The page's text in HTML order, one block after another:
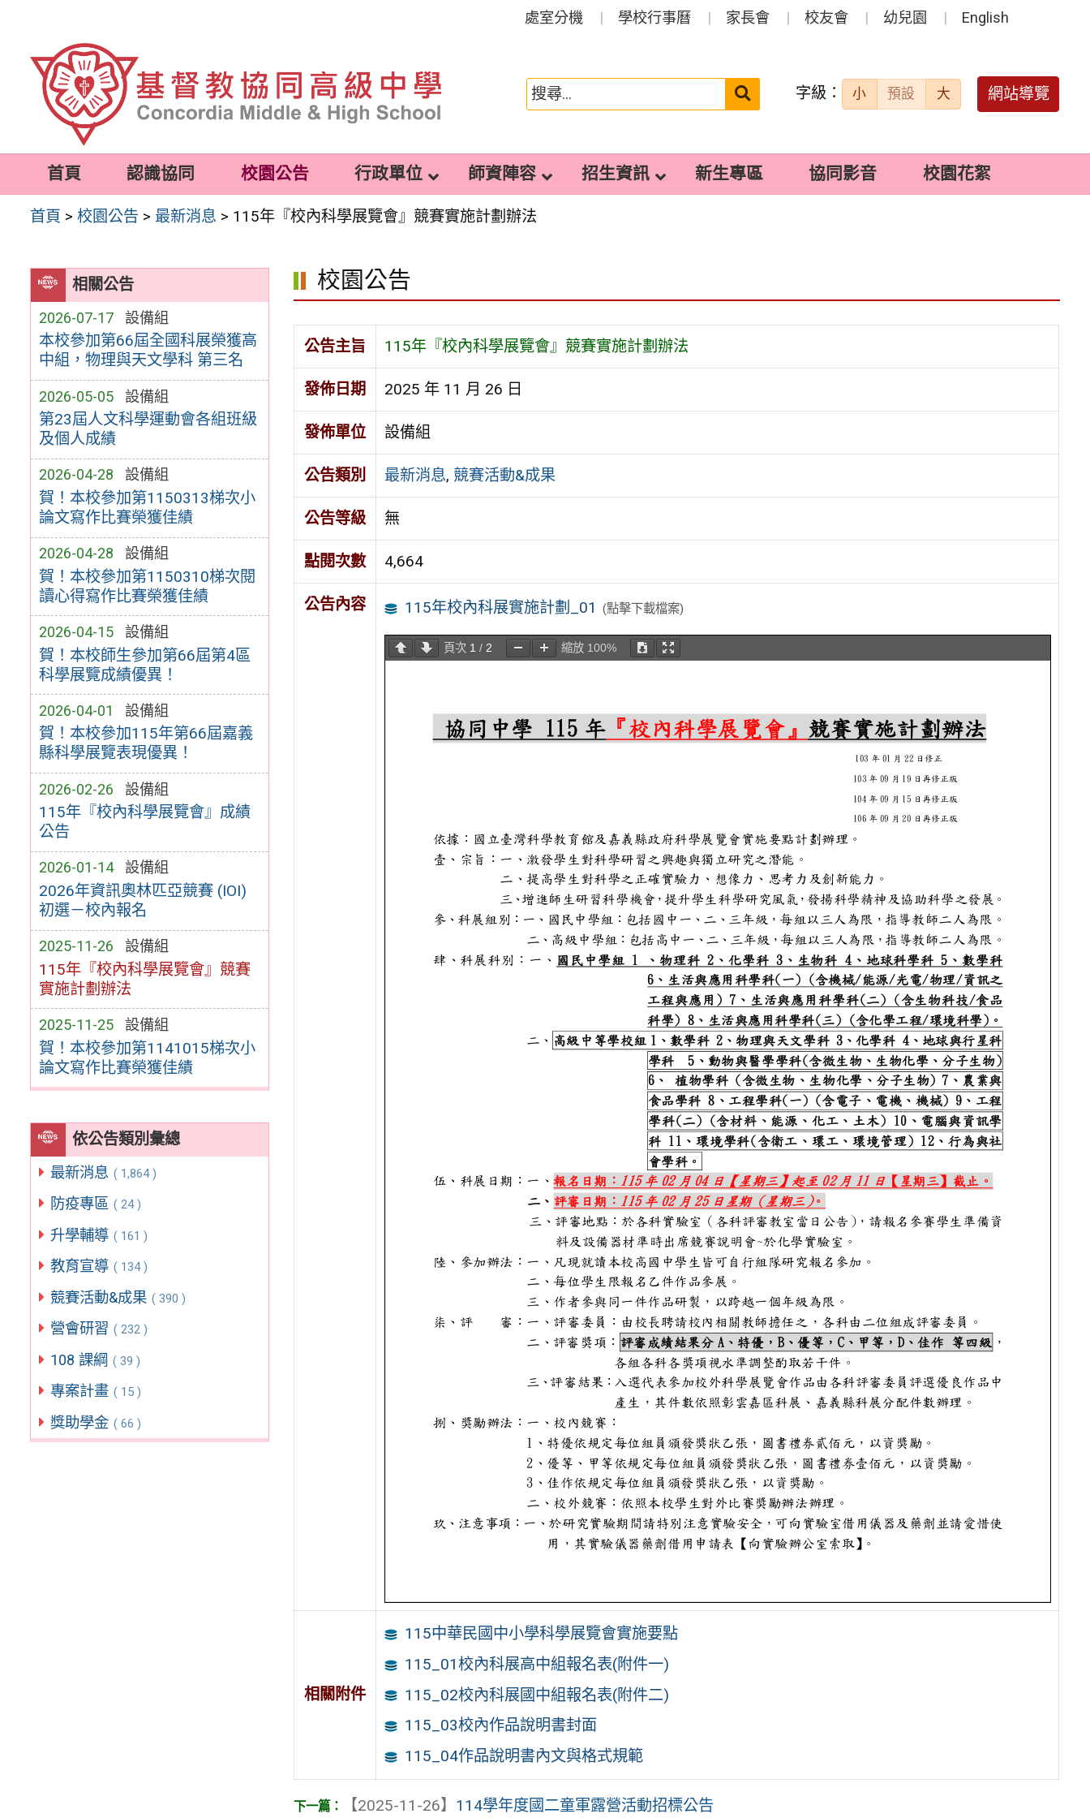
容
處室分機 學校行事曆 家長會 校友會 幼兒園 English
搜
送出 字級： 小 預設 大 網站導覽
首頁 認識協同 校園公告 行政單位 師資陣容 招生資訊 新生專區 協同影音 校園花絮
首頁 >校園公告 > 最新消息 > 115年『校內科學展覽會』競賽實施計劃辦法
相關公告
2026-07-17 設備組
本校參加第66屆全國科展榮獲高
中組，物理與天文學科 第三名
2026-05-05 設備組
第23屆人文科學運動會各組班級
及個人成績
2026-04-28 設備組
賀！本校參加第1150313梯次小
論文寫作比賽榮獲佳績
2026-04-28 設備組
賀！本校參加第1150310梯次閱
讀心得寫作比賽榮獲佳績
2026-04-15 設備組
賀！本校師生參加第66屆第4區
科學展覽成績優異！
2026-04-01 設備組
賀！本校參加115年第66屆嘉義
縣科學展覽表現優異！
2026-02-26 設備組
115年『校內科學展覽會』成績
公告
2026-01-14 設備組
2026年資訊奧林匹亞競賽 (IOI)
初選－校內報名
2025-11-26 設備組
115年『校內科學展覽會』競賽
實施計劃辦法
2025-11-25 設備組
賀！本校參加第1141015梯次小
論文寫作比賽榮獲佳績
依公告類別彙總
最新消息 ( 1,864 )
防疫專區 ( 24 )
升學輔導 ( 161 )
教育宣導 ( 134 )
競賽活動&成果 ( 390 )
營會研習 ( 232 )
108 課綱 ( 39 )
專案計畫 ( 15 )
獎助學金 ( 66 )
校園公告
公告主旨 115年『校內科學展覽會』競賽實施計劃辦法
發佈日期 2025 年 11 月 26 日
發佈單位 設備組
公告類別 最新消息, 競賽活動&成果
公告等級 無
點閱次數 4,664
公告內容 115年校內科展實施計劃_01 (點擊下載檔案)
頁次 1 / 2 縮放 100%
相關附件
115中華民國中小學科學展覽會實施要點
115_01校內科展高中組報名表(附件一)
115_02校內科展國中組報名表(附件二)
115_03校內作品說明書封面
115_04作品說明書內文與格式規範
【2025-11-26】 114學年度國二童軍露營活動招標公告